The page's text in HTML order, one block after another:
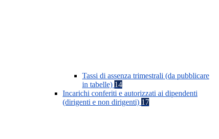
Tassi di assenza trimestrali (da pubblicare
in tabelle) 14
Incarichi conferiti e autorizzati ai dipendenti
(dirigenti e non dirigenti) 17